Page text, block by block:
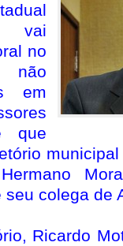
vai
no
não
em
que
colega de
Ricardo